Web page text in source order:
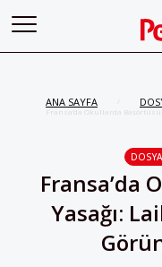
ANA SAYFA
Fransa’da Okullarda Başörtüsü
Fransa’da
Yasağı: